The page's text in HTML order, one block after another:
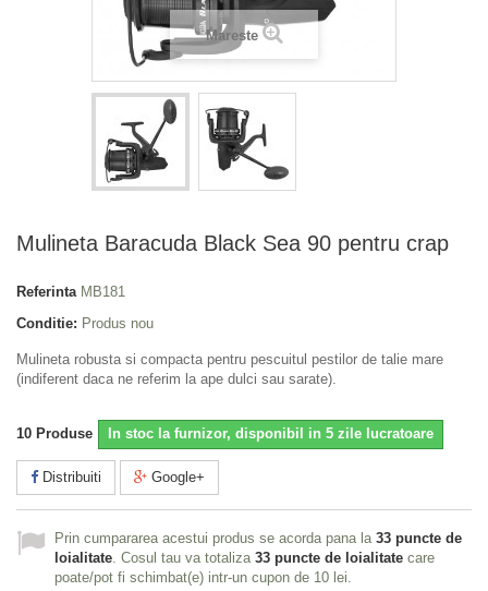
Mareste
Mulineta Baracuda Black Sea 90 pentru crap
Referinta MB181
Conditie: Produs nou
Mulineta robusta si compacta pentru pescuitul pestilor de talie mare
(indiferent daca ne referim la ape dulci sau sarate).
10 Produse In stoc la furnizor, disponibil in 5 zile lucratoare
Distribuiti Google+
Prin cumpararea acestui produs se acorda pana la 33 puncte de
loialitate . Cosul tau va totaliza 33 puncte de loialitate care
poate/pot fi schimbat(e) intr-un cupon de 10 lei